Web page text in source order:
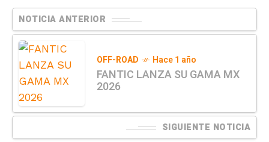
NOTICIA ANTERIOR
OFF-ROAD Hace 1 año
FANTIC LANZA SU GAMA MX
2026
SIGUIENTE NOTICIA